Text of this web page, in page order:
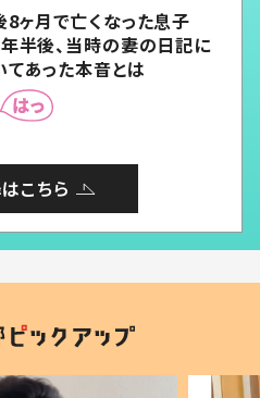
8ヶ月で亡くなった息子
半後、当時の妻の日記に
てあった本音とは
こちら